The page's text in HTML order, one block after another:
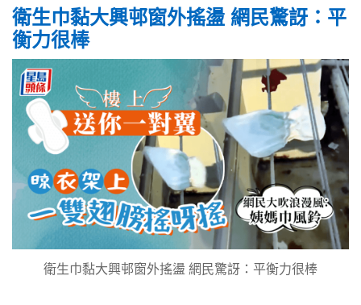
衛生巾黏大興邨窗外搖盪 網民驚訝：平
衡力很棒
衛生巾黏大興邨窗外搖盪 網民驚訝：平衡力很棒